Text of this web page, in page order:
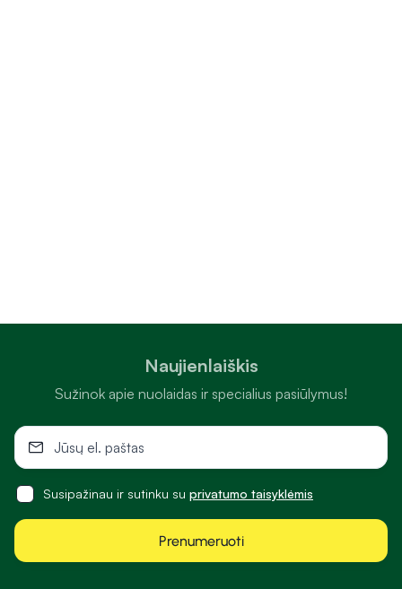
Naujienlaiškis
Sužinok apie nuolaidas ir specialius pasiūlymus!
Susipažinau ir sutinku su privatumo taisyklėmis
Prenumeruoti